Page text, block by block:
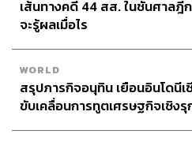
เส้นทางคดี 44 สส. ในชั้นศาลฎี
จะรู้ผลเมื่อไร
WORLD
สรุปภารกิจอนุทิน เยือนอินโดนีเ
ขับเคลื่อนการทูตเศรษฐกิจเชิงรุ